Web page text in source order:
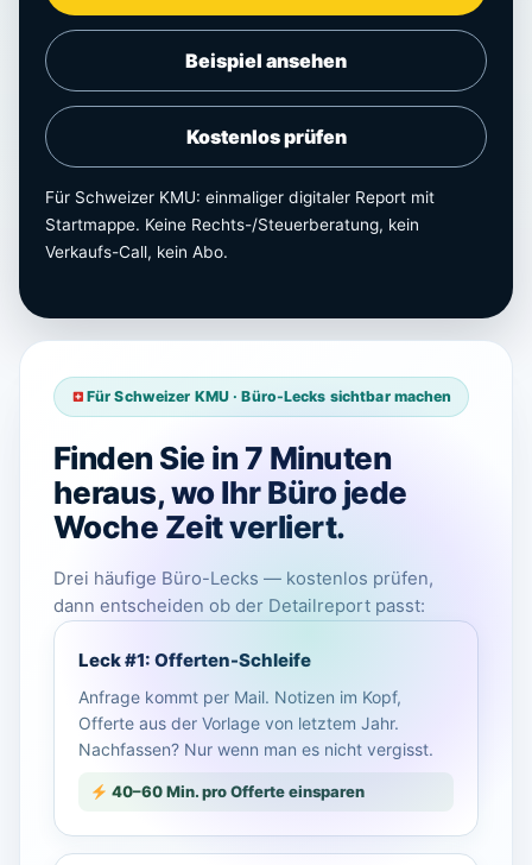
Beispiel ansehen
Kostenlos prüfen
Für Schweizer KMU: einmaliger digitaler Report mit
Startmappe. Keine Rechts-/Steuerberatung, kein
Verkaufs-Call, kein Abo.
Für Schweizer KMU · Büro-Lecks sichtbar machen
Finden Sie in 7 Minuten
heraus, wo Ihr Büro jede
Woche Zeit verliert.
Drei häufige Büro-Lecks — kostenlos prüfen,
dann entscheiden ob der Detailreport passt:
Leck #1: Offerten-Schleife
Anfrage kommt per Mail. Notizen im Kopf,
Offerte aus der Vorlage von letztem Jahr.
Nachfassen? Nur wenn man es nicht vergisst.
40–60 Min. pro Offerte einsparen